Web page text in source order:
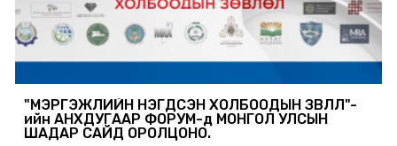
"МЭРГЭЖЛИЙН НЭГДСЭН ХОЛБООДЫН ЗӨВЛӨЛ"-
ийн АНХДУГААР ФОРУМ-д МОНГОЛ УЛСЫН
ШАДАР САЙД ОРОЛЦОНО.